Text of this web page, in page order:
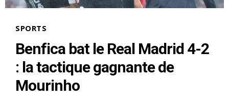
SPORTS
Benfica bat le Real Madrid 4-2
: la tactique gagnante de
Mourinho